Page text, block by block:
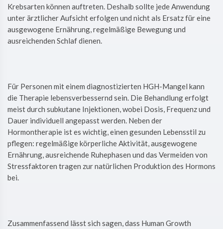
Krebsarten können auftreten. Deshalb sollte jede Anwendung
unter ärztlicher Aufsicht erfolgen und nicht als Ersatz für eine
ausgewogene Ernährung, regelmäßige Bewegung und
ausreichenden Schlaf dienen.
Für Personen mit einem diagnostizierten HGH-Mangel kann
die Therapie lebensverbessernd sein. Die Behandlung erfolgt
meist durch subkutane Injektionen, wobei Dosis, Frequenz und
Dauer individuell angepasst werden. Neben der
Hormontherapie ist es wichtig, einen gesunden Lebensstil zu
pflegen: regelmäßige körperliche Aktivität, ausgewogene
Ernährung, ausreichende Ruhephasen und das Vermeiden von
Stressfaktoren tragen zur natürlichen Produktion des Hormons
bei.
Zusammenfassend lässt sich sagen, dass Human Growth